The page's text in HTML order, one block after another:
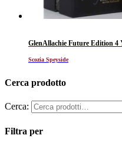
GlenAllachie Future Edition 4
Scozia Speyside
Cerca prodotto
Cerca:
Filtra per